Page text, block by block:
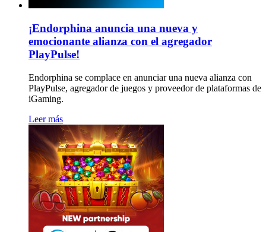
¡Endorphina anuncia una nueva y
emocionante alianza con el agregador
PlayPulse!
Endorphina se complace en anunciar una nueva alianza con
PlayPulse, agregador de juegos y proveedor de plataformas de
iGaming.
Leer más